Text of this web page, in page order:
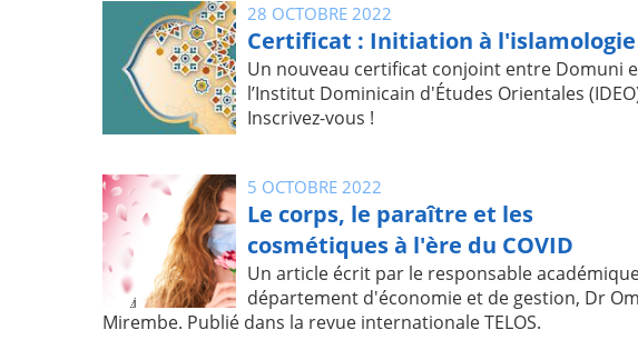
28 OCTOBRE 2022
Certificat : Initiation à l'islamologie
Un nouveau certificat conjoint entre Domuni
l’Institut Dominicain d'Études Orientales
Inscrivez-vous !
5 OCTOBRE 2022
Le corps, le paraître et les
cosmétiques à l'ère du COVID
Un article écrit par le responsable
département d'économie et de gestion, Dr
Mirembe. Publié dans la revue internationale TELOS.